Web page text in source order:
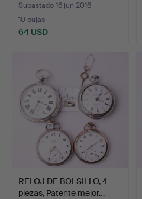
Subastado 16 jun 2016
10 pujas
64 USD
RELOJ DE BOLSILLO, 4
piezas, Patente mejor…